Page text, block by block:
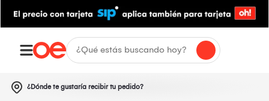
¿Dónde te gustaría recibir tu pedido?